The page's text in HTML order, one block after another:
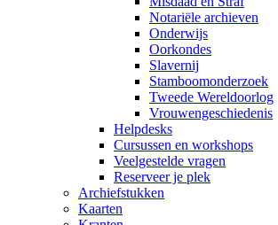
Notariële archieven
Onderwijs
Oorkondes
Slavernij
Stamboomonderzoek
Tweede Wereldoorlog
Vrouwengeschiedenis
Helpdesks
Cursussen en workshops
Veelgestelde vragen
Reserveer je plek
Archiefstukken
Kaarten